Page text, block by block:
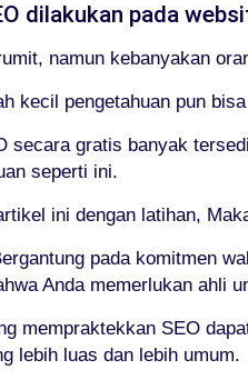
dilakukan pada
namun kebanyakan
kecil pengetahuan pun
secara gratis banyak
seperti ini.
ini dengan latihan,
pada komitmen
Anda memerlukan ahli
mempraktekkan SEO
lebih luas dan lebih umum.